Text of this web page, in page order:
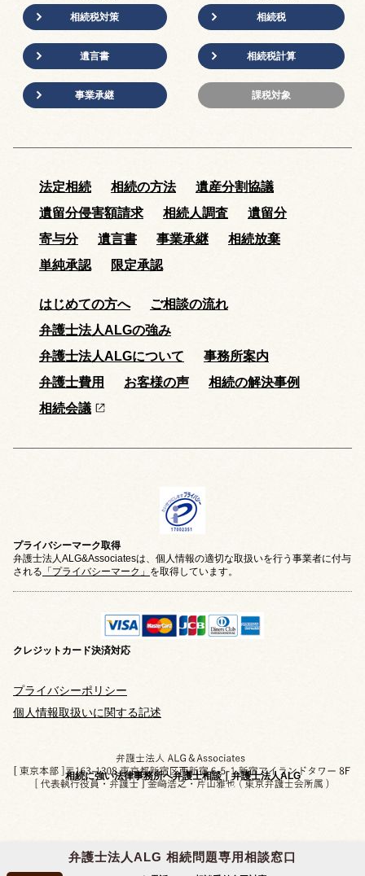
相続に強い法律事務所へ弁護士相談｜弁護士法人ALG
弁護士法人ALG 相続問題専用相談窓口
相続税対策
遺言書
事業承継
相続税
相続税計算
課税対象
法定相続 相続の方法
遺産分割協議
遺留分侵害額請求
相続人調査
遺留分
寄与分
遺言書 事業承継
相続放棄
単純承認
限定承認
はじめての方へ
ご相談の流れ
弁護士法人ALGの強み
弁護士法人ALGについて
事務所案内
弁護士費用
お客様の声
相続の解決事例
相続会議
プライバシーマーク取得
弁護士法人ALG&Associatesは、個人情報の適切な取扱いを行う事業者に付与
される 「プライバシーマーク」 を取得しています。
クレジットカード決済対応
プライバシーポリシー
個人情報取扱いに関する記述